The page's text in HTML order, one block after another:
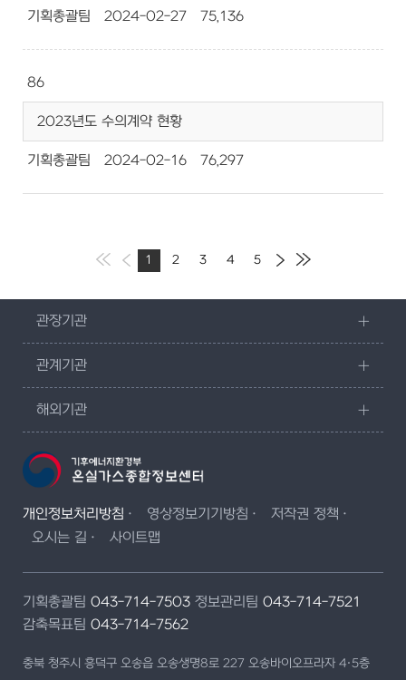
기획총괄팀 2024-02-27 75,136
86
2023년도 수의계약 현황
기획총괄팀 2024-02-16 76,297
1 2 3 4 5
관장기관
관계기관
해외기관
개인정보처리방침 영상정보기기방침
저작권 정책
오시는 길
사이트맵
기획총괄팀 043-714-7503 정보관리팀 043-714-7521
감축목표팀 043-714-7562
충북 청주시 흥덕구 오송읍 오송생명8로 227 오송바이오프라자 4·5층